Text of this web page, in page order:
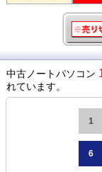
中古ノートパソコン
れています。
1
6